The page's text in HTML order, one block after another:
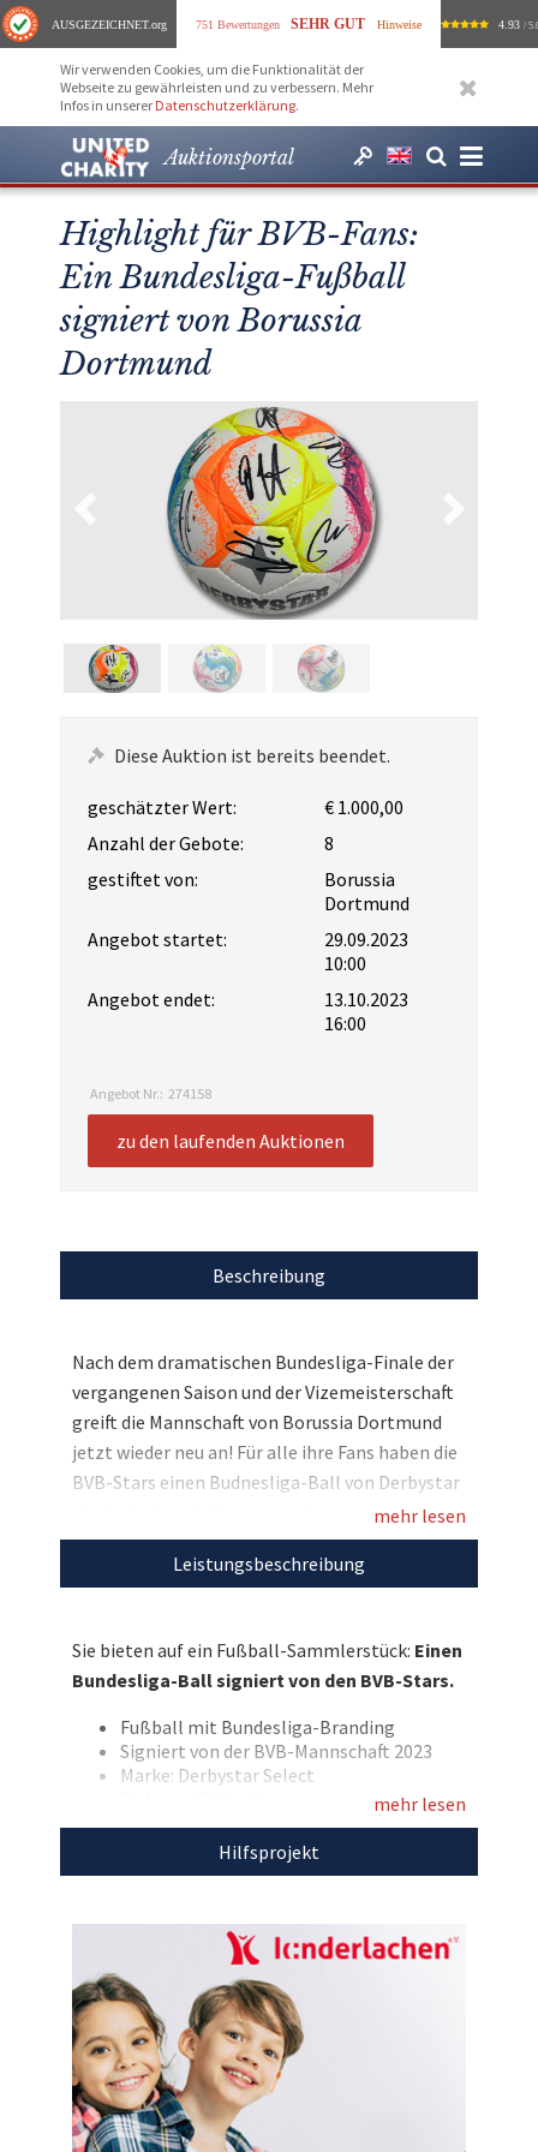
AUSGEZEICHNET.org 751 Bewertungen SEHR GUT Hinweise 4.93 /
Wir verwenden Cookies, um die Funktionalität der
Webseite zu gewährleisten und zu verbessern. Mehr
Infos in unserer Datenschutzerklärung.
Auktionsportal
Highlight für BVB-Fans:
Ein Bundesliga-Fußball
signiert von Borussia
Dortmund
Diese Auktion ist bereits beendet.
geschätzter Wert:
€ 1.000,00
Anzahl der Gebote:
8
gestiftet von:
Borussia
Dortmund
Angebot startet:
29.09.2023
10:00
Angebot endet:
13.10.2023
16:00
Angebot Nr.: 274158
zu den laufenden Auktionen
Beschreibung
Nach dem dramatischen Bundesliga-Finale der
vergangenen Saison und der Vizemeisterschaft
greift die Mannschaft von Borussia Dortmund
jetzt wieder neu an! Für alle ihre Fans haben die
BVB-Stars einen Budnesliga-Ball von Derbystar
Kinderlachen e.V. versteigern dürfen. Bieten Sie
mit und sichern Sie sich dieses Fußball-
Entdecken Sie bei uns auch
Zweck!
mehr lesen
Leistungsbeschreibung
Sie bieten auf ein Fußball-Sammlerstück: Einen
Bundesliga-Ball signiert von den BVB-Stars.
Fußball mit Bundesliga-Branding
Signiert von der BVB-Mannschaft 2023
Marke: Derbystar Select
Den Erlös dieser Auktion leiten wir direkt, ohne
Abzug von Kosten, anKinderlachen e.V.weiter.
mehr lesen
Hilfsprojekt